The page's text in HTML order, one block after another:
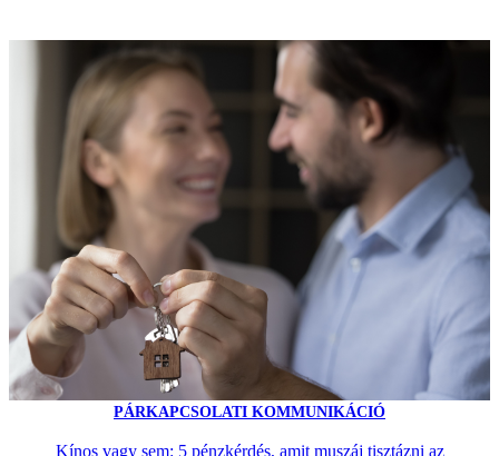
PÁRKAPCSOLATI KOMMUNIKÁCIÓ
Kínos vagy sem: 5 pénzkérdés, amit muszáj tisztázni az